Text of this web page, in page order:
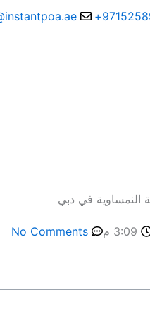
النمساوية في دبي
3:09 م No Comments